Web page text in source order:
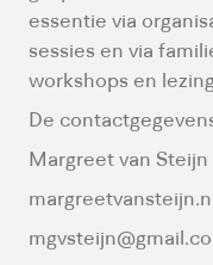
essentie via
sessies en via
workshops en
De
Margreet van
margreetvansteijn.nl